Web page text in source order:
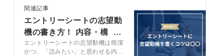
関連記事
エントリーシートの志望動
機の書き方！ 内容・構
成・整え方のコツを解説
エントリーシートの志望動機は簡潔
かつ、「読みたい」と思わせる内容